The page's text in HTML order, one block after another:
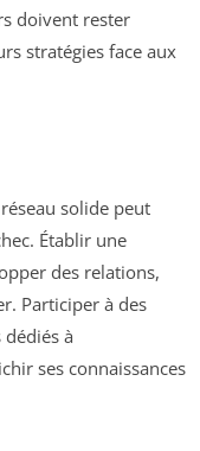
doivent rester
stratégies face aux
solide peut
Établir une
des relations,
Participer à des
à
ses connaissances